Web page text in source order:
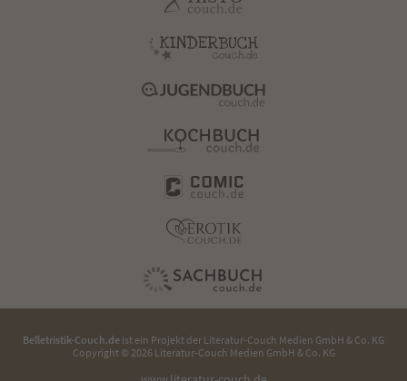
Belletristik-Couch.de ist ein Projekt der Literatur-Couch Medien GmbH & Co. KG
Copyright © 2026 Literatur-Couch Medien GmbH & Co. KG